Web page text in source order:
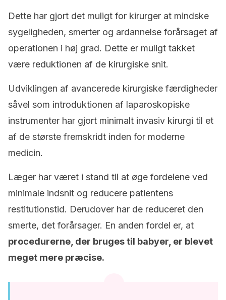
Dette har gjort det muligt for kirurger at mindske
sygeligheden, smerter og ardannelse forårsaget af
operationen i høj grad. Dette er muligt takket
være reduktionen af de kirurgiske snit.
Udviklingen af avancerede kirurgiske færdigheder
såvel som introduktionen af laparoskopiske
instrumenter har gjort minimalt invasiv kirurgi til et
af de største fremskridt inden for moderne
medicin.
Læger har været i stand til at øge fordelene ved
minimale indsnit og reducere patientens
restitutionstid. Derudover har de reduceret den
smerte, det forårsager. En anden fordel er, at
procedurerne, der bruges til babyer, er blevet
meget mere præcise.